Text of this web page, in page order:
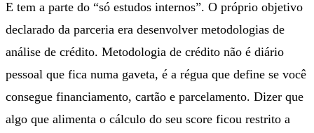
E tem a parte do “só estudos internos”. O próprio objetivo
declarado da parceria era desenvolver metodologias de
análise de crédito. Metodologia de crédito não é diário
pessoal que fica numa gaveta, é a régua que define se você
consegue financiamento, cartão e parcelamento. Dizer que
algo que alimenta o cálculo do seu score ficou restrito a